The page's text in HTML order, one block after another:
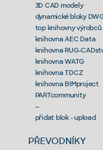
3D CAD modely
dynamické bloky
top knihovny výrobců
knihovna AEC Data
knihovna RUG-
knihovna WATG
knihovna TDCZ
knihovna BIMproject
PARTcommunity
--
přidat blok - upload
PŘEVODNÍKY